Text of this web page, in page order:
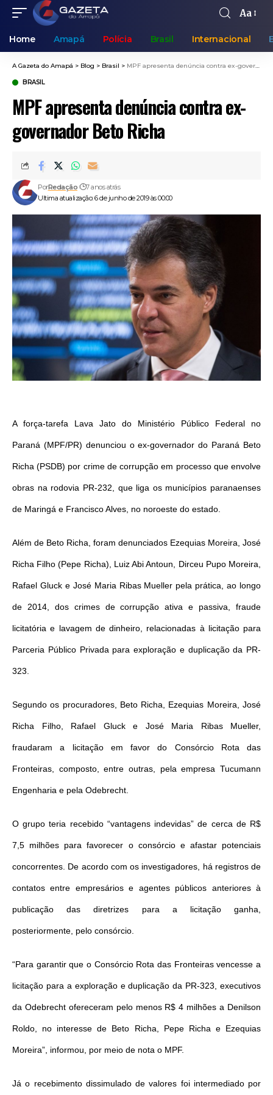
Aa
Home Amapá Polícia Brasil Internacional
A Gazeta do Amapá > Blog > Brasil > MPF apresenta denúncia contra ex-governador Beto Richa
BRASIL
MPF apresenta denúncia contra ex-
governador Beto Richa
Ultima atualização: 6 de junho de 2019 às 00:00
PorRedação 7 anos atrás
A força-tarefa Lava Jato do Ministério Público Federal no
Paraná (MPF/PR) denunciou o ex-governador do Paraná Beto
Richa (PSDB) por crime de corrupção em processo que envolve
obras na rodovia PR-232, que liga os municípios paranaenses
de Maringá e Francisco Alves, no noroeste do estado.
Além de Beto Richa, foram denunciados Ezequias Moreira, José
Richa Filho (Pepe Richa), Luiz Abi Antoun, Dirceu Pupo Moreira,
Rafael Gluck e José Maria Ribas Mueller pela prática, ao longo
de 2014, dos crimes de corrupção ativa e passiva, fraude
licitatória e lavagem de dinheiro, relacionadas à licitação para
Parceria Público Privada para exploração e duplicação da PR-
323.
Segundo os procuradores, Beto Richa, Ezequias Moreira, José
Richa Filho, Rafael Gluck e José Maria Ribas Mueller,
fraudaram a licitação em favor do Consórcio Rota das
Fronteiras, composto, entre outras, pela empresa Tucumann
Engenharia e pela Odebrecht.
O grupo teria recebido “vantagens indevidas” de cerca de R$
7,5 milhões para favorecer o consórcio e afastar potenciais
concorrentes. De acordo com os investigadores, há registros de
contatos entre empresários e agentes públicos anteriores à
publicação das diretrizes para a licitação ganha,
posteriormente, pelo consórcio.
“Para garantir que o Consórcio Rota das Fronteiras vencesse a
licitação para a exploração e duplicação da PR-323, executivos
da Odebrecht ofereceram pelo menos R$ 4 milhões a Denilson
Roldo, no interesse de Beto Richa, Pepe Richa e Ezequias
Moreira”, informou, por meio de nota o MPF.
Já o recebimento dissimulado de valores foi intermediado por